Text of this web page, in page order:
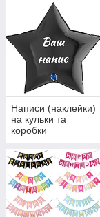
Написи (наклейки)
на кульки та
коробки